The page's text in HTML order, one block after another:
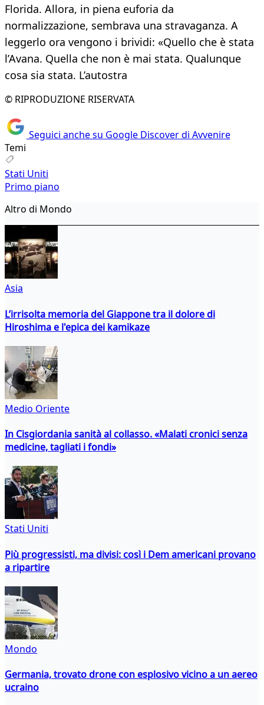
Florida. Allora, in piena euforia da
normalizzazione, sembrava una stravaganza. A
leggerlo ora vengono i brividi: «Quello che è stata
l’Avana. Quella che non è mai stata. Qualunque
cosa sia stata. L’autostra
© RIPRODUZIONE RISERVATA
Seguici anche su Google Discover di Avvenire
Temi
Stati Uniti
Primo piano
Altro di Mondo
Asia
L’irrisolta memoria del Giappone tra il dolore di
Hiroshima e l'epica dei kamikaze
Medio Oriente
In Cisgiordania sanità al collasso. «Malati cronici senza
medicine, tagliati i fondi»
Stati Uniti
Più progressisti, ma divisi: così i Dem americani provano
a ripartire
Mondo
Germania, trovato drone con esplosivo vicino a un aereo
ucraino